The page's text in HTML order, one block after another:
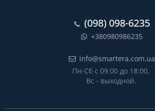
(098) 098-6235
+380980986235
info@smartera.com.ua
Пн-Сб с 09:00 до 18:00,
Вс - выходной.